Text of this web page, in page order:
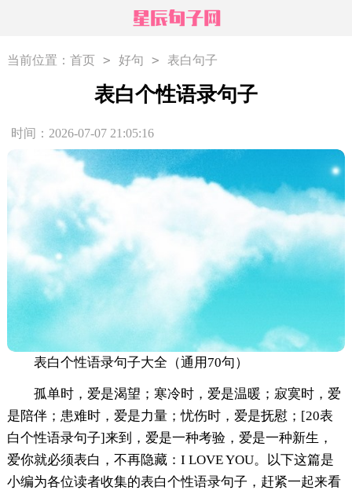
当前位置： 首页 > 好句 > 表白句子
表白个性语录句子
时间：2026-07-07 21:05:16
表白个性语录句子大全（通用70句）
孤单时，爱是渴望；寒冷时，爱是温暖；寂寞时，爱
是陪伴；患难时，爱是力量；忧伤时，爱是抚慰；[20表
白个性语录句子]来到，爱是一种考验，爱是一种新生，
爱你就必须表白，不再隐藏：I LOVE YOU。以下这篇是
小编为各位读者收集的表白个性语录句子，赶紧一起来看